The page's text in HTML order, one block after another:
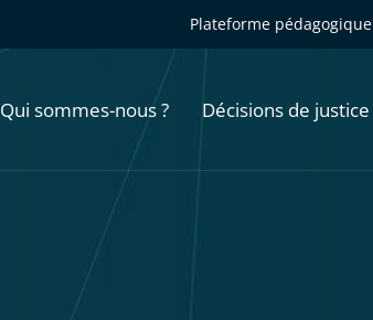
Plateforme pédagogique
Qui sommes-nous ? Décisions de justice